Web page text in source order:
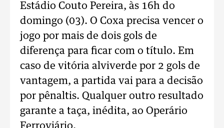
Estádio Couto Pereira, às 16h do
domingo (03). O Coxa precisa vencer o
jogo por mais de dois gols de
diferença para ficar com o título. Em
caso de vitória alviverde por 2 gols de
vantagem, a partida vai para a decisão
por pênaltis. Qualquer outro resultado
garante a taça, inédita, ao Operário
Ferroviário.